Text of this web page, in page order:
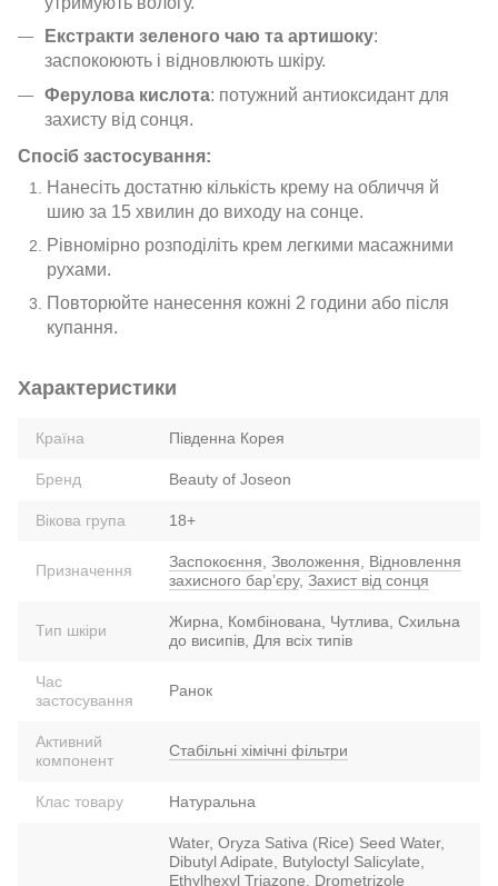
Екстракти зеленого чаю та артишоку:
заспокоюють і відновлюють шкіру.
Ферулова кислота: потужний антиоксидант для
захисту від сонця.
Спосіб застосування:
Нанесіть достатню кількість крему на обличчя й
шию за 15 хвилин до виходу на сонце.
Рівномірно розподіліть крем легкими масажними
рухами.
Повторюйте нанесення кожні 2 години або після
купання.
Характеристики
Країна Південна Корея
Бренд Beauty of Joseon
Вікова група 18+
Призначення Заспокоєння, Зволоження, Відновлення
захисного барʼєру, Захист від сонця
Тип шкіри
Жирна, Комбінована, Чутлива, Схильна
до висипів, Для всіх типів
Час
застосування
Ранок
Активний
компонент
Стабільні хімічні фільтри
Клас товару Натуральна
Water, Oryza Sativa (Rice) Seed Water,
Dibutyl Adipate, Butyloctyl Salicylate,
Ethylhexyl Triazone, Drometrizole